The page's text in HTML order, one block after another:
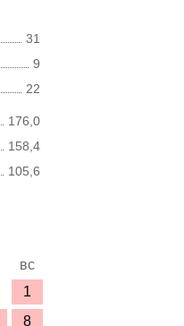
31
9
22
176,0
158,4
105,6
вс
1
8